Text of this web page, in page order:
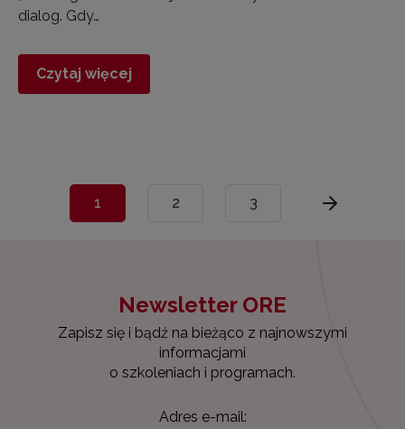
dialog. Gdy…
Czytaj więcej
1 2 3
Newsletter ORE
Zapisz się i bądź na bieżąco z najnowszymi
informacjami
o szkoleniach i programach.
Adres e-mail: